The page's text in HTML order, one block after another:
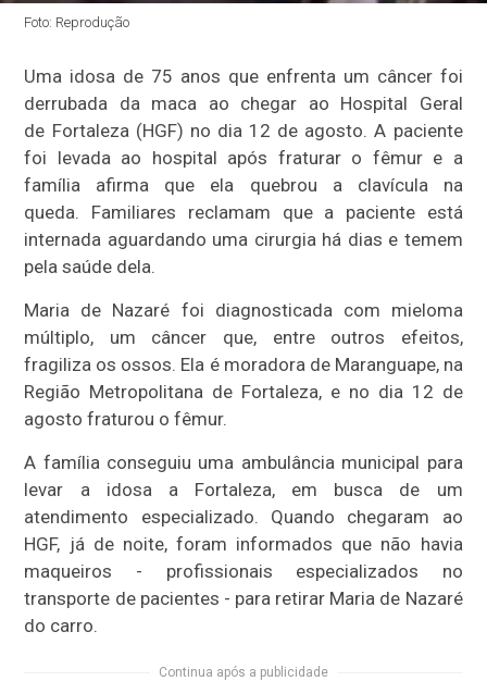
Foto: Reprodução
Uma idosa de 75 anos que enfrenta um câncer foi
derrubada da maca ao chegar ao Hospital Geral
de Fortaleza (HGF) no dia 12 de agosto. A paciente
foi levada ao hospital após fraturar o fêmur e a
família afirma que ela quebrou a clavícula na
queda. Familiares reclamam que a paciente está
internada aguardando uma cirurgia há dias e temem
pela saúde dela.
Maria de Nazaré foi diagnosticada com mieloma
múltiplo, um câncer que, entre outros efeitos,
fragiliza os ossos. Ela é moradora de Maranguape, na
Região Metropolitana de Fortaleza, e no dia 12 de
agosto fraturou o fêmur.
A família conseguiu uma ambulância municipal para
levar a idosa a Fortaleza, em busca de um
atendimento especializado. Quando chegaram ao
HGF, já de noite, foram informados que não havia
maqueiros - profissionais especializados no
transporte de pacientes - para retirar Maria de Nazaré
do carro.
Continua após a publicidade